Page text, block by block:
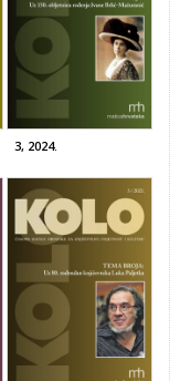
3, 2024.